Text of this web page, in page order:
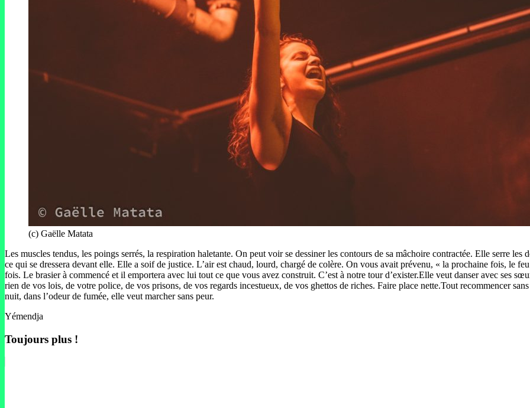
(c) Gaëlle Matata
Les muscles tendus, les poings serrés, la respiration haletante. On peut voir se dessiner les contours de sa mâchoire contractée. Elle serre
ce qui se dressera devant elle. Elle a soif de justice. L’air est chaud, lourd, chargé de colère. On vous avait prévenu, « la prochaine fois, le
fois. Le brasier à commencé et il emportera avec lui tout ce que vous avez construit. C’est à notre tour d’exister.Elle veut danser avec ses
rien de vos lois, de votre police, de vos prisons, de vos regards incestueux, de vos ghettos de riches. Faire place nette.Tout recommencer
nuit, dans l’odeur de fumée, elle veut marcher sans peur.
Yémendja
Toujours plus !